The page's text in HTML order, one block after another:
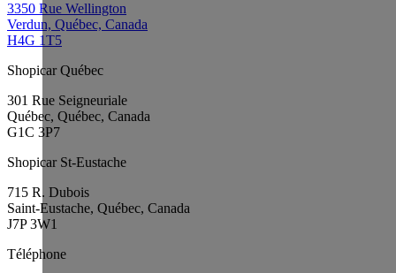
3350 Rue Wellington
Verdun, Québec, Canada
H4G 1T5
Shopicar Québec
301 Rue Seigneuriale
Québec, Québec, Canada
G1C 3P7
Shopicar St-Eustache
715 R. Dubois
Saint-Eustache, Québec, Canada
J7P 3W1
Téléphone